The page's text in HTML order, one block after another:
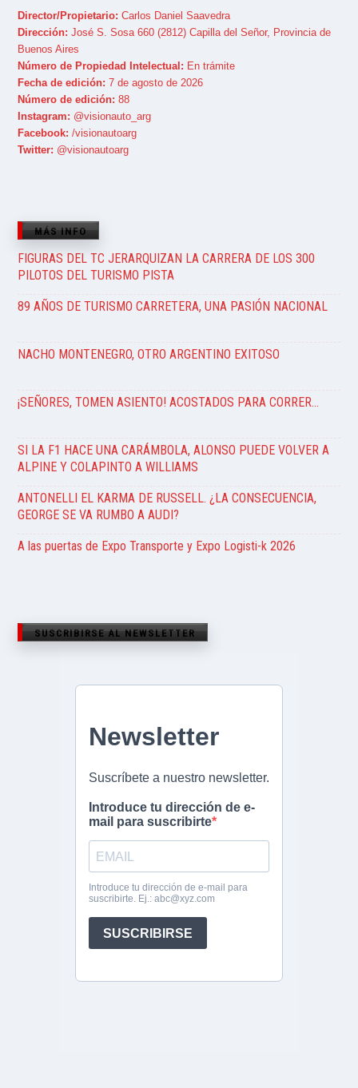
Director/Propietario: Carlos Daniel Saavedra
Dirección: José S. Sosa 660 (2812) Capilla del Señor, Provincia de
Buenos Aires
Número de Propiedad Intelectual: En trámite
Fecha de edición: 7 de agosto de 2026
Número de edición: 88
Instagram: @visionauto_arg
Facebook: /visionautoarg
Twitter: @visionautoarg
MÁS INFO
FIGURAS DEL TC JERARQUIZAN LA CARRERA DE LOS 300
PILOTOS DEL TURISMO PISTA
89 AÑOS DE TURISMO CARRETERA, UNA PASIÓN NACIONAL
NACHO MONTENEGRO, OTRO ARGENTINO EXITOSO
¡SEÑORES, TOMEN ASIENTO! ACOSTADOS PARA CORRER…
SI LA F1 HACE UNA CARÁMBOLA, ALONSO PUEDE VOLVER A
ALPINE Y COLAPINTO A WILLIAMS
ANTONELLI EL KARMA DE RUSSELL. ¿LA CONSECUENCIA,
GEORGE SE VA RUMBO A AUDI?
A las puertas de Expo Transporte y Expo Logisti-k 2026
SUSCRIBIRSE AL NEWSLETTER